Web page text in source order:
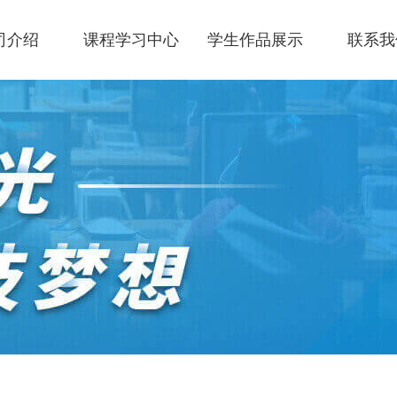
介绍 课程学习中心 学生作品展示 联系